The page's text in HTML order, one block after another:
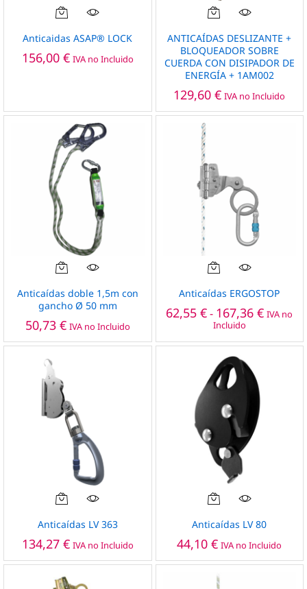
Anticaidas ASAP® LOCK
156,00 € IVA no Incluido
ANTICAÍDAS DESLIZANTE +
BLOQUEADOR SOBRE
CUERDA CON DISIPADOR DE
ENERGÍA + 1AM002
129,60€ IVA no Incluido
Anticaídas doble 1,5m con
gancho Ø 50 mm
50,73 € IVA no Incluido
Este
producto
múltiples
Las
opciones
se
pueden
elegir
en
la
página
producto
Anticaídas ERGOSTOP
62,55€- 167,36€Rango
de
desde
IVA no
Incluido
Anticaídas LV 363
134,27 € IVA no Incluido
Anticaídas LV 80
44,10€ IVA no Incluido